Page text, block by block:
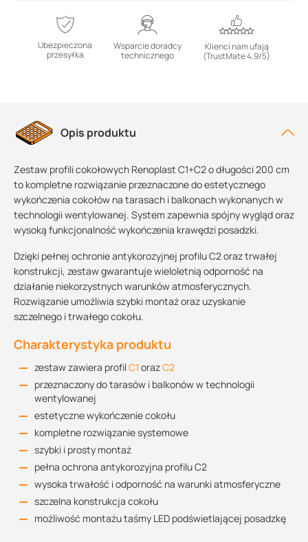
Ubezpieczona
przesyłka
Wsparcie doradcy
technicznego
Klienci nam ufają
(TrustMate 4.9/5)
Opis produktu
Zestaw profili cokołowych Renoplast C1+C2 o długości 200 cm
to kompletne rozwiązanie przeznaczone do estetycznego
wykończenia cokołów na tarasach i balkonach wykonanych w
technologii wentylowanej. System zapewnia spójny wygląd oraz
wysoką funkcjonalność wykończenia krawędzi posadzki.
Dzięki pełnej ochronie antykorozyjnej profilu C2 oraz trwałej
konstrukcji, zestaw gwarantuje wieloletnią odporność na
działanie niekorzystnych warunków atmosferycznych.
Rozwiązanie umożliwia szybki montaż oraz uzyskanie
szczelnego i trwałego cokołu.
Charakterystyka produktu
zestaw zawiera profilC1 orazC2
przeznaczony do tarasów i balkonów w technologii
wentylowanej
estetyczne wykończenie cokołu
kompletne rozwiązanie systemowe
szybki i prosty montaż
pełna ochrona antykorozyjna profilu C2
wysoka trwałość i odporność na warunki atmosferyczne
szczelna konstrukcja cokołu
możliwość montażu taśmy LED podświetlającej posadzkę